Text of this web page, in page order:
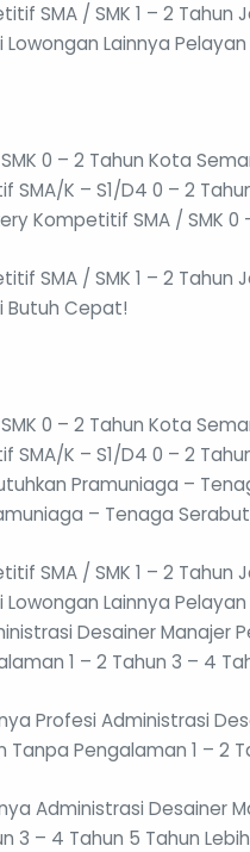
SMA / SMK 1 – 2
Lowongan Lainnya
0 – 2 Tahun Kota
K – S1/D4 0 – 2
Kompetitif SMA / SMK
SMA / SMK 1 – 2
Butuh Cepat!
0 – 2 Tahun Kota
SMA/K – S1/D4 0 – 2
Pramuniaga –
– Tenaga
SMA / SMK 1 – 2
Lowongan Lainnya
Desainer Manajer
1 – 2 Tahun 3 – 4
Profesi Administrasi
Tanpa Pengalaman 1 –
Administrasi Desainer
3 – 4 Tahun 5 Tahun